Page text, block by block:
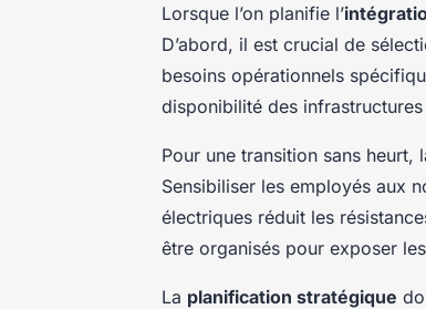
Lorsque l’on planifie l’
D’abord, il est crucial de
besoins opérationnels
disponibilité des
Pour une transition sans heurt,
Sensibiliser les employés aux
électriques réduit les
être organisés pour exposer
La planification stratégique